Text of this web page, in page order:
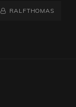
BY
BYLINERALFTHOMAS